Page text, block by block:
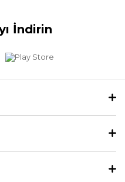
İndirin